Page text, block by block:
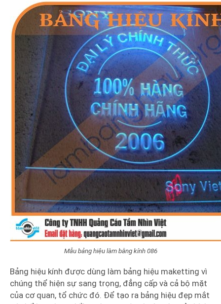
Mẫu bảng hiệu làm bằng kính 086
Bảng hiệu kính được dùng làm bảng hiệu maketting vì
chúng thể hiện sự sang trọng, đẳng cấp và cả bộ mặt
của cơ quan, tổ chức đó. Để tạo ra bảng hiệu đẹp mắt